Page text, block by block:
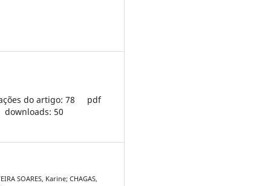
do artigo: 78
pdf
downloads: 50
SOARES, Karine; CHAGAS,